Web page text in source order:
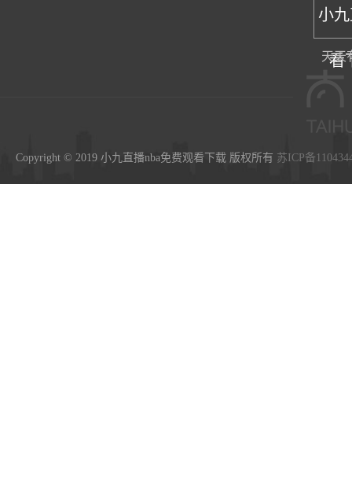
小
看
天天
Copyright © 2019 小九直播nba免费观看下载 版权所有 苏ICP备